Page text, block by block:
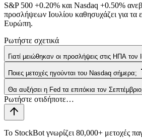
S&P 500 +0.20% και Nasdaq +0.50%
προσλήψεων Ιουλίου καθησυχάζει για τα
Ευρώπη.
Ρωτήστε σχετικά
Γιατί μειώθηκαν οι προσλήψεις στις ΗΠΑ τον
Ποιες μετοχές ηγούνται του Nasdaq σήμερα;
Θα αυξήσει η Fed τα επιτόκια τον
Το StockBot γνωρίζει 80,000+ μετοχές